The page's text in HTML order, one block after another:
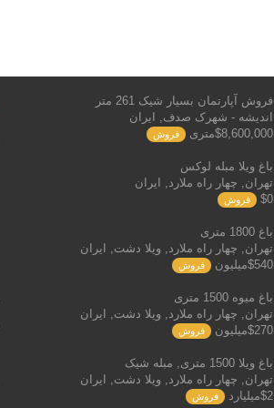
فروش آپارتمان بسیار شیک 261 متر
اندیشه - شهرک صدف, ایران
$8,600,000متری
فروش
باغ ویلا مبله لوکس
تهران, چهار راه ملارد, ایران
$0
فروش
باغ 1800 متری
تهران, چهار راه ملارد, ویلا دشت, ایران
$540میلیون
فروش
باغ میوه 1500 متری
تهران, چهار راه ملارد, ویلا دشت, ایران
$270میلیون
فروش
باغ ویلا 1500 متری, مبله شیک
تهران, چهار راه ملارد, ویلا دشت, ایران
$2میلیارد
فروش